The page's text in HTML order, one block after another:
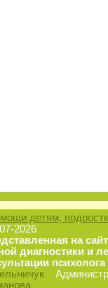
детям,
2026
на
диагностики и